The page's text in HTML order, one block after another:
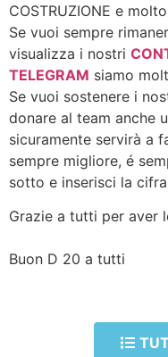
COSTRUZIONE e
Se vuoi sempre
visualizza i nostri
TELEGRAM siamo
Se vuoi sostenere i
donare al team anche
sicuramente servirà a
sempre migliore, é
sotto e inserisci la
Grazie a tutti per aver
Buon D 20 a tutti